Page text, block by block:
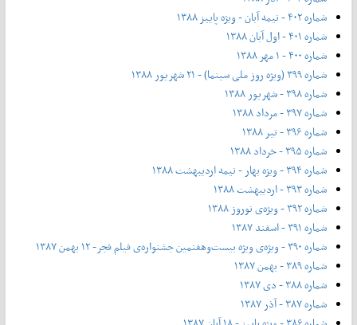
شماره ۴۰۲ - نیمه آبان - ویژه پاییز ۱۳۸۸
شماره ۴۰۱ - اول آبان ۱۳۸۸
شماره ۴۰۰ - ۱ مهر ۱۳۸۸
شماره ۳۹۹ (ویژه روز ملی سینما) - ۲۱ شهریور ۱۳۸۸
شماره ۳۹۸ - شهریور ۱۳۸۸
شماره ۳۹۷ - مرداد ۱۳۸۸
شماره ۳۹۶ - تیر ۱۳۸۸
شماره ۳۹۵ - خرداد ۱۳۸۸
شماره ۳۹۴ - ویژه بهار - نیمه‌ اردیبهشت ۱۳۸۸
شماره ۳۹۳ - اردیبهشت ۱۳۸۸
شماره ۳۹۲ - ویژه‌ی نوروز ۱۳۸۸
شماره ۳۹۱ - اسفند ۱۳۸۷
شماره ۳۹۰ - ویژه‌ی ویژه بیست‌و‌هفتمین جشنواره‌ی فیلم فجر- ۱۲ بهمن ۱۳۸۷
شماره ۳۸۹ - بهمن ۱۳۸۷
شماره ۳۸۸ - دی ۱۳۸۷
شماره ۳۸۷ - آذر ۱۳۸۷